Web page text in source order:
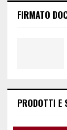
FIRMATO
PRODOTTI E